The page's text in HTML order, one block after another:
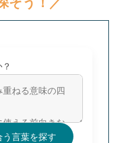
う言葉を探す